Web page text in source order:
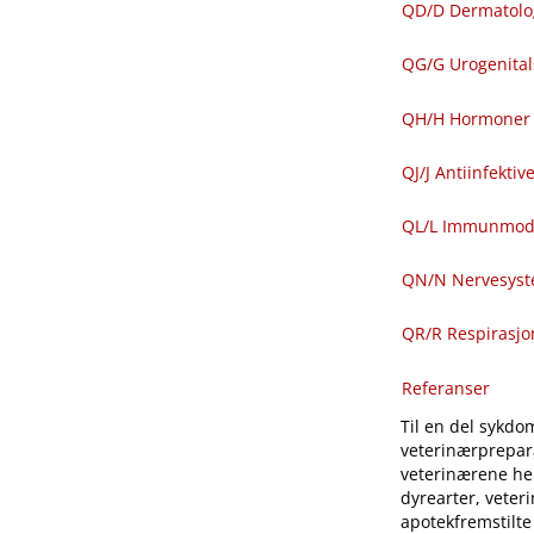
QD​/​D
QG​/​G
QH​/​H
QJ​/​J
QL​/​L
QN​/​N
QR​/​R
Referanser
Til en del
veterinærene
dyrearter,